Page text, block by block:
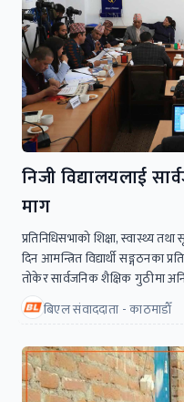
निजी विद्यालयलाई
माग
प्रतिनिधिसभाको शिक्षा, स्वास्थ्य
दिन आमन्त्रित विद्यार्थी सङ्गठनका
तोकेर सार्वजनिक शैक्षिक गुठीमा
बिएल संवाददाता - काठमाडाैँ